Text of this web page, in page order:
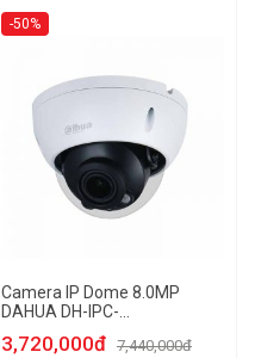
-50%
Camera IP Dome 8.0MP
DAHUA DH-IPC-
3,720,000đ 7,440,000đ